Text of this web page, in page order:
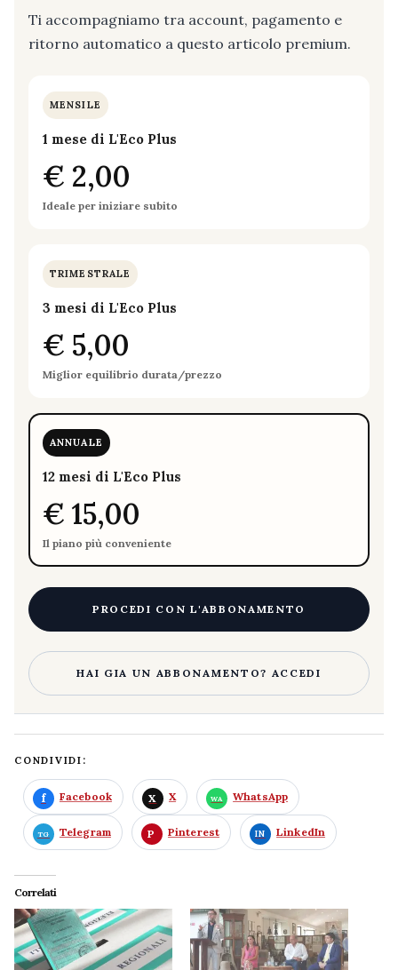
Ti accompagniamo tra account, pagamento e
ritorno automatico a questo articolo premium.
MENSILE
1 mese di L'Eco Plus
€ 2,00
Ideale per iniziare subito
TRIMESTRALE
3 mesi di L'Eco Plus
€ 5,00
Miglior equilibrio durata/prezzo
ANNUALE
12 mesi di L'Eco Plus
€ 15,00
Il piano più conveniente
PROCEDI CON L'ABBONAMENTO
HAI GIA UN ABBONAMENTO? ACCEDI
CONDIVIDI:
Facebook X WhatsApp
Telegram Pinterest LinkedIn
Correlati